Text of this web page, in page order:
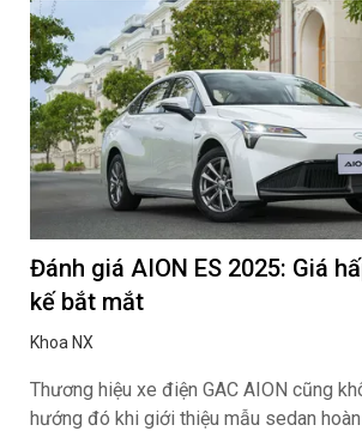
Đánh giá AION ES 2025: Giá
kế bắt mắt
Khoa NX
Thương hiệu xe điện GAC AION cũng
hướng đó khi giới thiệu mẫu sedan